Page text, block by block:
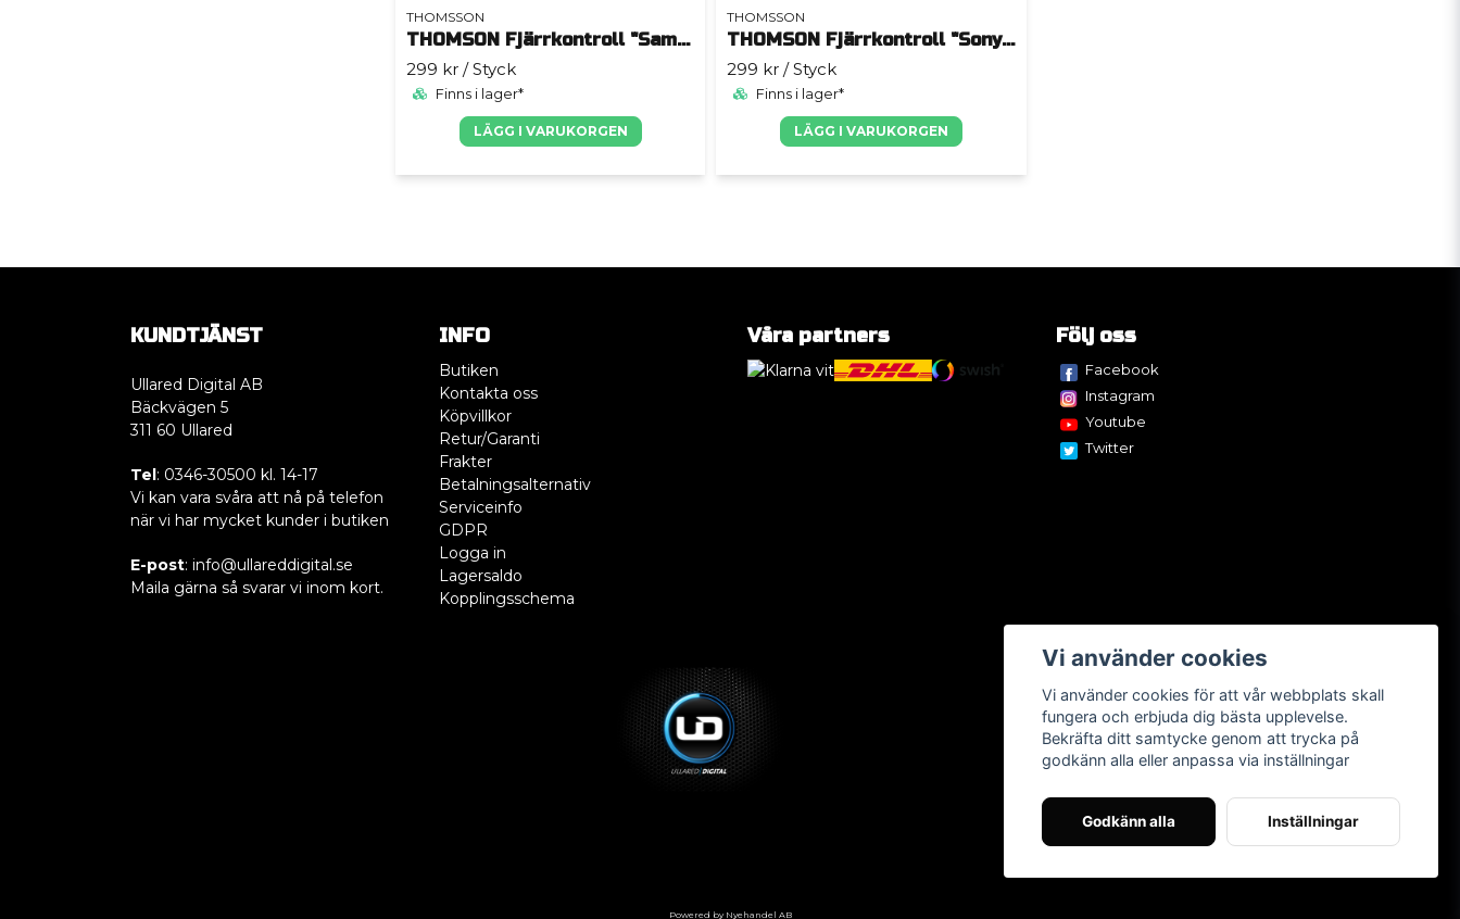
THOMSSON
THOMSON Fjärrkontroll "Samsung Original"
299 kr / Styck
Finns i lager*
LÄGG I VARUKORGEN
THOMSSON
THOMSON Fjärrkontroll "Sony Original"
299 kr / Styck
Finns i lager*
LÄGG I VARUKORGEN
KUNDTJÄNST
Ullared Digital AB
Bäckvägen 5
311 60 Ullared
Tel : 0346-30500 kl. 14-17
Vi kan vara svåra att nå på telefon
när vi har mycket kunder i butiken
E-post: info@ullareddigital.se
Maila gärna så svarar vi inom kort.
INFO
Butiken
Kontakta oss
Köpvillkor
Retur/Garanti
Frakter
Betalningsalternativ
Serviceinfo
GDPR
Logga in
Lagersaldo
Kopplingsschema
Våra partners Följ oss
Facebook
Instagram
Youtube
Twitter
Powered by Nyehandel AB
Vi använder cookies
Vi använder cookies för att vår webbplats skall
fungera och erbjuda dig bästa upplevelse.
Bekräfta ditt samtycke genom att trycka på
godkänn alla eller anpassa via inställningar
Godkänn alla Inställningar